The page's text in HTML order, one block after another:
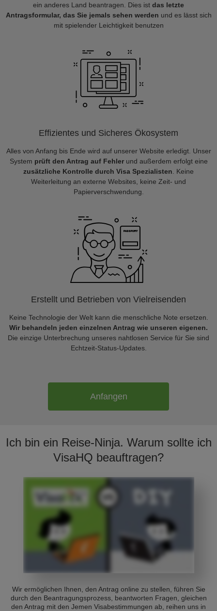
ein anderes Land beantragen. Dies ist das letzte
Antragsformular, das Sie jemals sehen werden und es lässt sich
mit spielender Leichtigkeit benutzen
Effizientes und Sicheres Ökosystem
Alles von Anfang bis Ende wird auf unserer Website erledigt. Unser
System prüft den Antrag auf Fehlerund außerdem erfolgt eine
zusätzliche Kontrolle durch Visa Spezialisten . Keine
Weiterleitung an externe Websites, keine Zeit- und
Papierverschwendung.
Erstellt und Betrieben von Vielreisenden
Keine Technologie der Welt kann die menschliche Note ersetzen.
Wir behandeln jeden einzelnen Antrag wie unseren eigenen.
Die einzige Unterbrechung unseres nahtlosen Service für Sie sind
Echtzeit-Status-Updates.
Anfangen
Ich bin ein Reise-Ninja. Warum sollte ich
VisaHQ beauftragen?
Wir ermöglichen Ihnen, den Antrag online zu stellen, führen Sie
durch den Beantragungsprozess, beantworten Fragen, gleichen
den Antrag mit den Jemen Visabestimmungen ab, reihen uns in